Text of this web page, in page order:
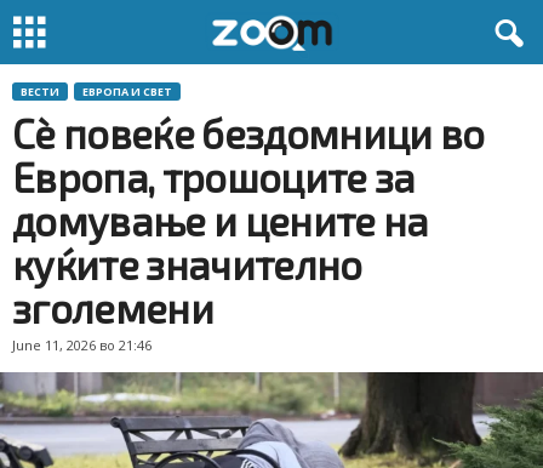
ВЕСТИ ЕВРОПА И СВЕТ
Сè повеќе бездомници во
Европa, трошоците за
домување и цените на
куќите значително
зголемени
June 11, 2026 во 21:46